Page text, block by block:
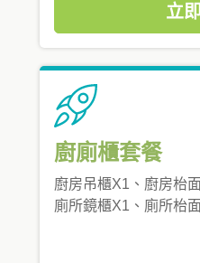
立
廚廁櫃套餐
廚房吊櫃X1、廚房枱
廁所鏡櫃X1、廁所枱